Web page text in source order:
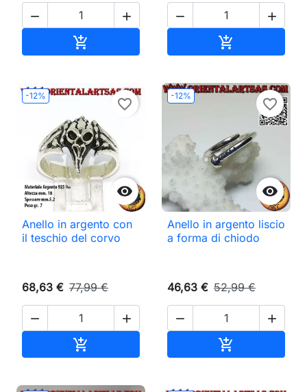
 

 

-12%

favorite_border
Anello in argento con
il teschio del corvo
68,63 € 77,99 €
 

-12%

favorite_border
Anello in argento liscio
a forma di chiodo
46,63 € 52,99 €
 
